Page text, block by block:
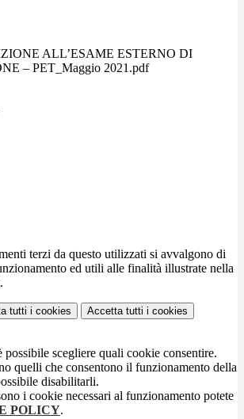
ALL’ESAME ESTERNO DI
– PET_Maggio 2021.pdf
terzi da questo utilizzati si avvalgono di
ed utili alle finalità illustrate nella
.
tutti i cookies Accetta tutti i cookies
possibile scegliere quali cookie consentire.
quelli che consentono il funzionamento della
disabilitarli.
i cookie necessari al funzionamento potete
POLICY.